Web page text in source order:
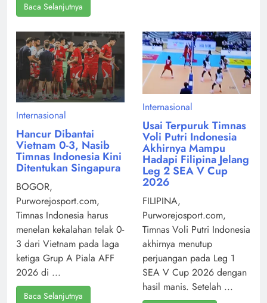
Baca Selanjutnya
Internasional
Hancur Dibantai
Vietnam 0-3, Nasib
Timnas Indonesia Kini
Ditentukan Singapura
BOGOR,
Purworejosport.com,
Timnas Indonesia harus
menelan kekalahan telak 0-
3 dari Vietnam pada laga
ketiga Grup A Piala AFF
2026 di ...
Baca Selanjutnya
Internasional
Usai Terpuruk Timnas
Voli Putri Indonesia
Akhirnya Mampu
Hadapi Filipina Jelang
Leg 2 SEA V Cup
2026
FILIPINA,
Purworejosport.com,
Timnas Voli Putri Indonesia
akhirnya menutup
perjuangan pada Leg 1
SEA V Cup 2026 dengan
hasil manis. Setelah ...